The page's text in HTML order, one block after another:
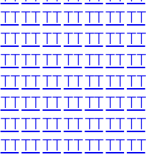
TTTTTTTTTTTTTT
TTTTTTTTTTTTTT
TTTTTTTTTTTTTT
TTTTTTTTTTTTTT
TTTTTTTTTTTTTT
TTTTTTTTTTTTTT
TTTTTTTTTTTTTT